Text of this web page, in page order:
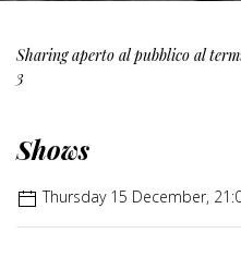
Sharing aperto al pubblico al
3
Shows
Thursday 15 December,